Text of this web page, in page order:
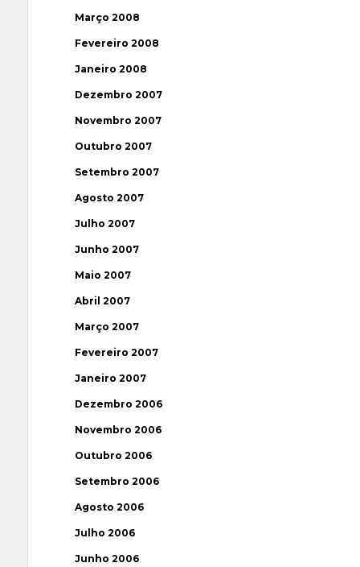
Março 2008
Fevereiro 2008
Janeiro 2008
Dezembro 2007
Novembro 2007
Outubro 2007
Setembro 2007
Agosto 2007
Julho 2007
Junho 2007
Maio 2007
Abril 2007
Março 2007
Fevereiro 2007
Janeiro 2007
Dezembro 2006
Novembro 2006
Outubro 2006
Setembro 2006
Agosto 2006
Julho 2006
Junho 2006